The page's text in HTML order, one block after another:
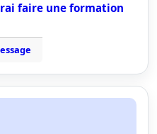
faire une formation